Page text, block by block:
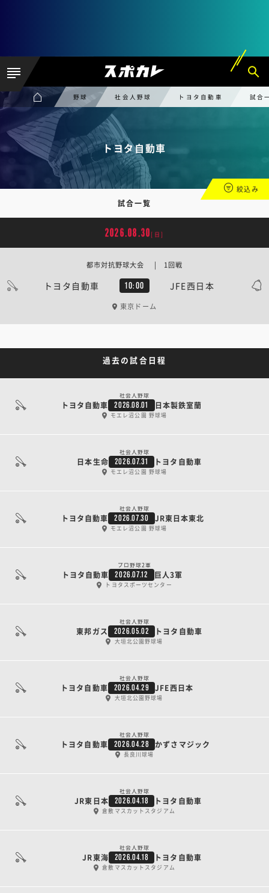
野球 社会人野球 トヨタ自動車 試合
トヨタ自動車
試合一覧
絞込み
2026.08.30 [日]
トヨタ自動車 10:00 JFE西日本
都市対抗野球大会 | 1回戦
東京ドーム
過去の試合日程
社会人野球
トヨタ自動車 2026.08.01 日本製鉄室蘭
モエレ沼公園 野球場
社会人野球
日本生命 2026.07.31 トヨタ自動車
モエレ沼公園 野球場
社会人野球
トヨタ自動車 2026.07.30 JR東日本東北
モエレ沼公園 野球場
プロ野球2軍
トヨタ自動車 2026.07.12 巨人3軍
トヨタスポーツセンター
社会人野球
東邦ガス 2026.05.02 トヨタ自動車
大垣北公園野球場
社会人野球
トヨタ自動車 2026.04.29 JFE西日本
大垣北公園野球場
社会人野球
トヨタ自動車 2026.04.28 かずさマジック
長良川球場
社会人野球
JR東日本 2026.04.18 トヨタ自動車
倉敷マスカットスタジアム
社会人野球
JR東海 2026.04.18 トヨタ自動車
倉敷マスカットスタジアム